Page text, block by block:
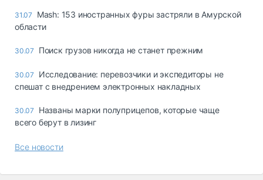
31.07
Mash: 153 иностранных фуры застряли в Амурской
области
30.07 Поиск грузов никогда не станет прежним
30.07
Исследование: перевозчики и экспедиторы не
спешат с внедрением электронных накладных
30.07
Названы марки полуприцепов, которые чаще
всего берут в лизинг
Все новости